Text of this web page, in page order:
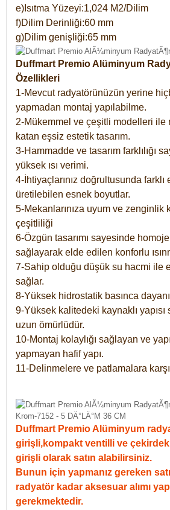
e)Isıtma Yüzeyi:1,024 M2/Dilim
f)Dilim Derinliği:60 mm
g)Dilim genişliği:65 mm
Duffmart Premio Alüminyum
Özellikleri
1-Mevcut radyatörünüzün yerine
yapmadan montaj yapılabilme.
2-Mükemmel ve çeşitli modelleri ile
katan eşsiz estetik tasarım.
3-Hammadde ve tasarım farklılığı
yüksek ısı verimi.
4-İhtiyaçlarınız doğrultusunda
üretilebilen esnek boyutlar.
5-Mekanlarınıza uyum ve zenginlik
çeşitliliği
6-Özgün tasarımı sayesinde homojen
sağlayarak elde edilen konforlu
7-Sahip olduğu düşük su hacmi ile
sağlar.
8-Yüksek hidrostatik basınca
9-Yüksek kalitedeki kaynaklı
uzun ömürlüdür.
10-Montaj kolaylığı sağlayan ve
yapmayan hafif yapı.
11-Delinmelere ve patlamalara
Duffmart Premio Alüminyum
girişli,kompakt ventilli ve
girişli olarak satın alabilirsiniz.
Bunun için yapmanız gereken
radyatör kadar aksesuar alımı
gerekmektedir.